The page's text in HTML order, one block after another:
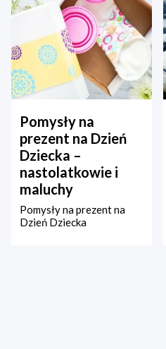
Pomysły na
prezent na Dzień
Dziecka –
nastolatkowie i
maluchy
Pomysły na prezent na
Dzień Dziecka